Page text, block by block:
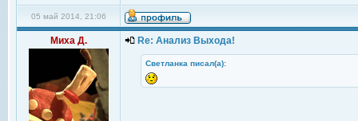
05 май 2014, 21:06
Миха Д. Re: Анализ Выхода!
Светланка писал(а):